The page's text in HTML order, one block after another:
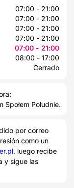
07:00 - 21:00
07:00 - 21:00
07:00 - 21:00
07:00 - 21:00
07:00 - 21:00
08:00 - 17:00
Cerrado
Południe.
por correo
como un
, luego recibe
y sigue las